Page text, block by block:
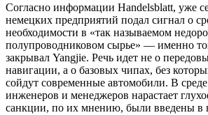
Согласно информации Handelsblatt, уже
немецких предприятий подал сигнал о
необходимости в «так называемом
полупроводниковом сырье» — именно
закрывал Yangjie. Речь идет не о
навигации, а о базовых чипах, без
сойдут современные автомобили. В
инженеров и менеджеров нарастает
санкции, по их мнению, были введены в